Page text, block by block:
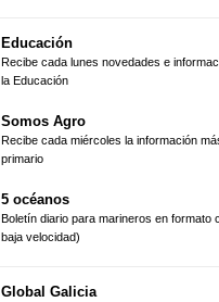
Educación
Recibe cada lunes novedades e
la Educación
Somos Agro
Recibe cada miércoles la información
primario
5 océanos
Boletín diario para marineros en formato
baja velocidad)
Global Galicia